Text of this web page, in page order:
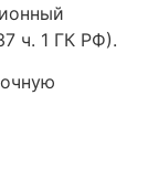
ч. 1 ГК РФ).